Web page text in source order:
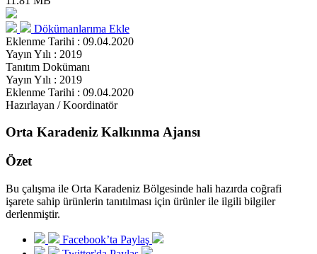
Dökümanlarıma Ekle
Eklenme Tarihi : 09.04.2020
Yayın Yılı : 2019
Tanıtım Dokümanı
Yayın Yılı : 2019
Eklenme Tarihi : 09.04.2020
Hazırlayan / Koordinatör
Orta Karadeniz Kalkınma Ajansı
Özet
Bu çalışma ile Orta Karadeniz Bölgesinde hali hazırda coğrafi
işarete sahip ürünlerin tanıtılması için ürünler ile ilgili bilgiler
derlenmiştir.
Facebook’ta Paylaş